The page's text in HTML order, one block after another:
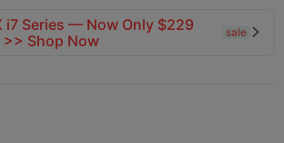
i7 Series — Now Only $229
>> Shop Now
sale 